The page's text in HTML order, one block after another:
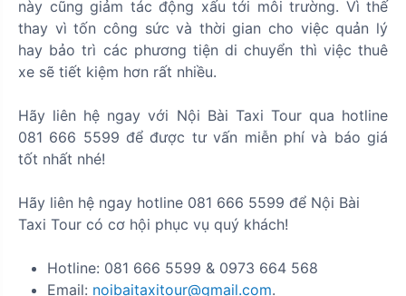
này cũng giảm tác động xấu tới môi trường. Vì thế
thay vì tốn công sức và thời gian cho việc quản lý
hay bảo trì các phương tiện di chuyển thì việc thuê
xe sẽ tiết kiệm hơn rất nhiều.
Hãy liên hệ ngay với Nội Bài Taxi Tour qua hotline
081 666 5599 để được tư vấn miễn phí và báo giá
tốt nhất nhé!
Hãy liên hệ ngay hotline 081 666 5599 để Nội Bài
Taxi Tour có cơ hội phục vụ quý khách!
Hotline: 081 666 5599 & 0973 664 568
Email: noibaitaxitour@gmail.com.